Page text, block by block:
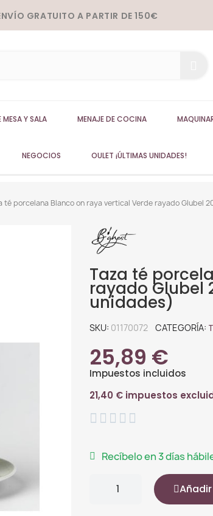
GRATUITO A PARTIR DE 150€
Y SALA MENAJE DE COCINA
NEGOCIOS OULET ¡ÚLTIMAS UNIDADES!
té porcelana Blanco on raya vertical Verde rayado Glubel
Taza té
rayado Glubel
unidades)
SKU 01170072 CATEGORÍA
25,89 €
Impuestos incluidos
21,40 € impuestos
    
Recíbelo en 3 días